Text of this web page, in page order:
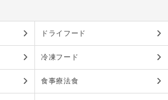
ドライフード
冷凍フード
食事療法食